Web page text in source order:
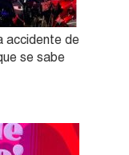
accidente de
se sabe